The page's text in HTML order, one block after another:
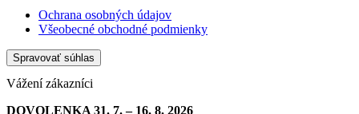
Ochrana osobných údajov
Všeobecné obchodné podmienky
Spravovať súhlas
Vážení zákazníci
DOVOLENKA 31. 7. – 16. 8. 2026